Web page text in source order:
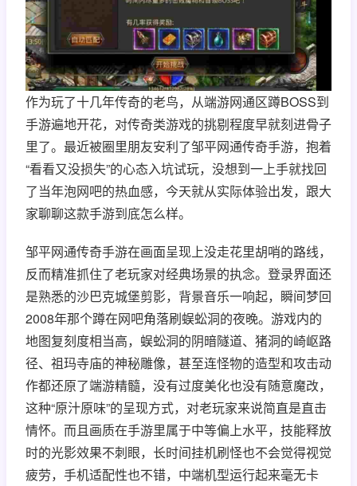
作为玩了十几年传奇的老鸟，从端游网通区蹲BOSS到
手游遍地开花，对传奇类游戏的挑剔程度早就刻进骨子
里了。最近被圈里朋友安利了邹平网通传奇手游，抱着
“看看又没损失”的心态入坑试玩，没想到一上手就找回
了当年泡网吧的热血感，今天就从实际体验出发，跟大
家聊聊这款手游到底怎么样。
邹平网通传奇手游在画面呈现上没走花里胡哨的路线，
反而精准抓住了老玩家对经典场景的执念。登录界面还
是熟悉的沙巴克城堡剪影，背景音乐一响起，瞬间梦回
2008年那个蹲在网吧角落刷蜈蚣洞的夜晚。游戏内的
地图复刻度相当高，蜈蚣洞的阴暗隧道、猪洞的崎岖路
径、祖玛寺庙的神秘雕像，甚至连怪物的造型和攻击动
作都还原了端游精髓，没有过度美化也没有随意魔改，
这种“原汁原味”的呈现方式，对老玩家来说简直是直击
情怀。而且画质在手游里属于中等偏上水平，技能释放
时的光影效果不刺眼，长时间挂机刷怪也不会觉得视觉
疲劳，手机适配性也不错，中端机型运行起来毫无卡